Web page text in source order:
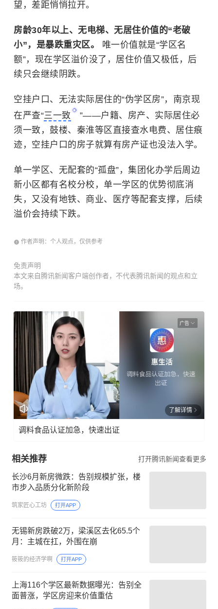
望，差距悄悄拉开。
房龄30年以上、无电梯、无居住价值的“老破
小”，是暴跌重灾区。 唯一价值就是“学区名
额”，现在学区溢价没了，居住价值又极低，后
续只会继续阴跌。
空挂户口、无法实际居住的“伪学区房”，南京现
在严查“三一致
”——户籍、房产、实际居住必
须一致，鼓楼、秦淮等区直接查水电费、居住痕
迹，空挂户口的房子就算有房产证也没法入学。
单一学区、无配套的“孤盘”，集团化办学后周边
新小区都有名校分校，单一学区的优势彻底消
失，又没有地铁、商业、医疗等配套支撑，后续
溢价会持续下跌。
作者声明：个人观点，仅供参考
免责声明
本文来自腾讯新闻客户端创作者，不代表腾讯新闻的观点和立
场。
广告
了解详情
调料食品认证加急，快速出证
相关推荐 打开腾讯新闻查看更多
长沙6月新房微跌：告别规模扩张，楼
市步入品质分化新阶段
筑家匠心工坊 打开APP
无锡新房跌破2万，梁溪区去化65.5个
月：主城在扛，外围在崩
筱筱的经济学啊 打开APP
上海116个学区最新数据曝光：告别全
面普涨，学区房迎来价值重估